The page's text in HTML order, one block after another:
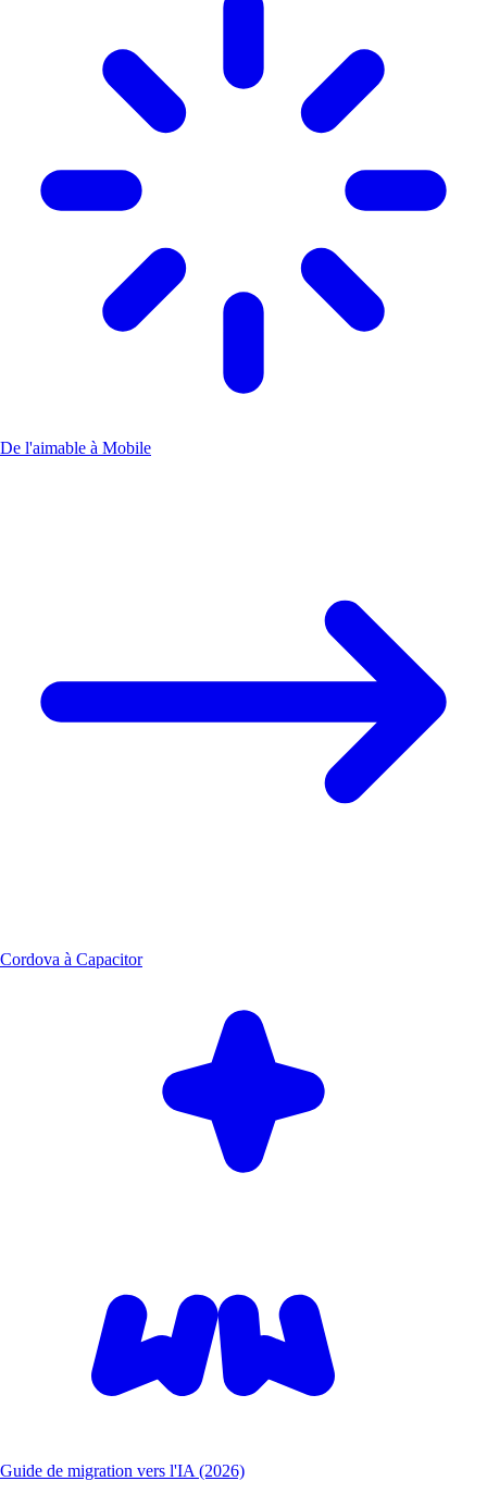
De l'aimable à Mobile
Cordova à Capacitor
Guide de migration vers l'IA (2026)